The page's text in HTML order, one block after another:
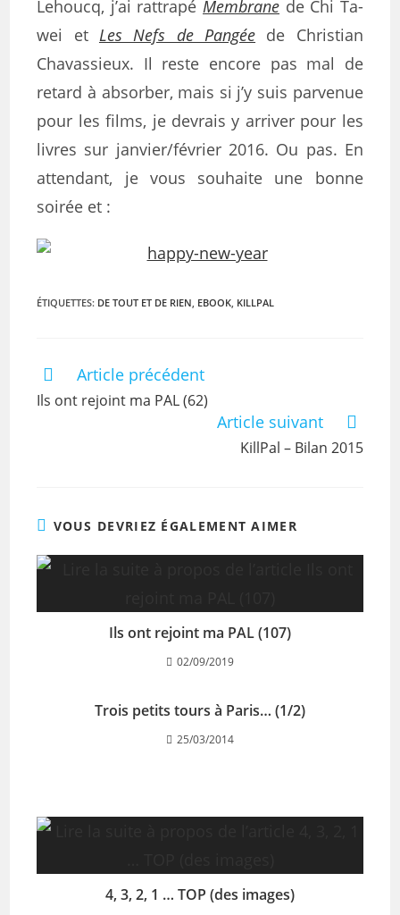
Lehoucq, j’ai rattrapé Membrane de Chi Ta-
wei et Les Nefs de Pangée de Christian
Chavassieux. Il reste encore pas mal de
retard à absorber, mais si j’y suis parvenue
pour les films, je devrais y arriver pour les
livres sur janvier/février 2016. Ou pas. En
attendant, je vous souhaite une bonne
soirée et :
ÉTIQUETTES: DE TOUT ET DE RIEN, EBOOK, KILLPAL
Article précédent
Ils ont rejoint ma PAL (62)
Article suivant
KillPal – Bilan 2015
VOUS DEVRIEZ ÉGALEMENT AIMER
Ils ont rejoint ma PAL (107)
02/09/2019
Trois petits tours à Paris… (1/2)
25/03/2014
4, 3, 2, 1 … TOP (des images)